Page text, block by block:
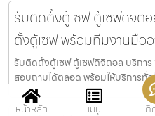
รับติดตั้งตู้เซฟ ตู้เซฟดิจิต
ตั้งตู้เซฟ พร้อมทีมงานมือ
รับติดตั้งตู้เซฟ ตู้เซฟดิจิตอล บริกา
สอบถามได้ตลอด พร้อมให้บริการทั่
หน้าหลัก เมนู ติ